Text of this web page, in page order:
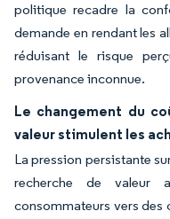
politique recadre la
demande en rendant les
réduisant le risque
provenance inconnue.
Le changement du
valeur stimulent les
La pression persistante
recherche de valeur
consommateurs vers